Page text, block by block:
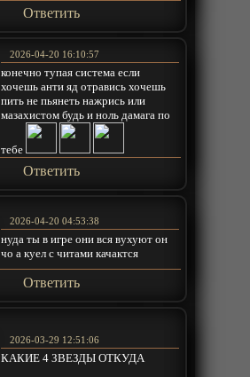
Ответить
2026-04-20 16:10:57
конечно тупая система если
хочешь анти яд отравись хочешь
пить не пьянеть нажрись или
мазахистом будь и ноль дамага по
тебе
Ответить
2026-04-20 04:53:38
нуда ты в игре они вся вухуют он
чо а куел с читами качактся
Ответить
2026-03-29 12:51:06
КАКИЕ 4 ЗВЕЗДЫ ОТКУДА